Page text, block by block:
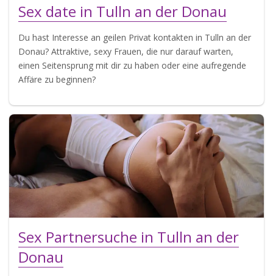
Sex date in Tulln an der Donau
Du hast Interesse an geilen Privat kontakten in Tulln an der
Donau? Attraktive, sexy Frauen, die nur darauf warten,
einen Seitensprung mit dir zu haben oder eine aufregende
Affäre zu beginnen?
Sex Partnersuche in Tulln an der
Donau